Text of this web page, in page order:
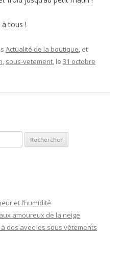
tous !
Actualité de la boutique, et
, sous-vetement, le 31 octobre
et l’humidité
amoureux de la neige
dos avec les sous vêtements